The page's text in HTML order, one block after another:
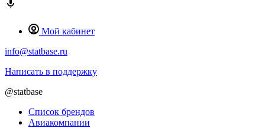
Мой кабинет
info@statbase.ru
Написать в поддержку
@statbase
Список брендов
Авиакомпании